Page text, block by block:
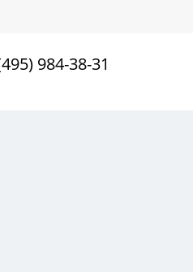
984-38-31